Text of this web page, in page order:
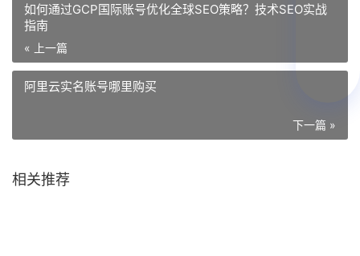
如何通过GCP国际账号优化全球SEO策略？技术SEO实战
指南
« 上一篇
阿里云实名账号哪里购买
下一篇 »
相关推荐